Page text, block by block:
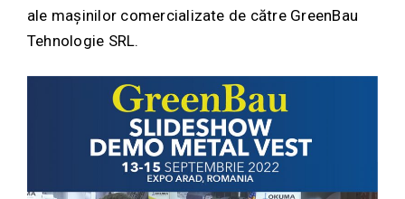
ale mașinilor comercializate de către GreenBau
Tehnologie SRL.